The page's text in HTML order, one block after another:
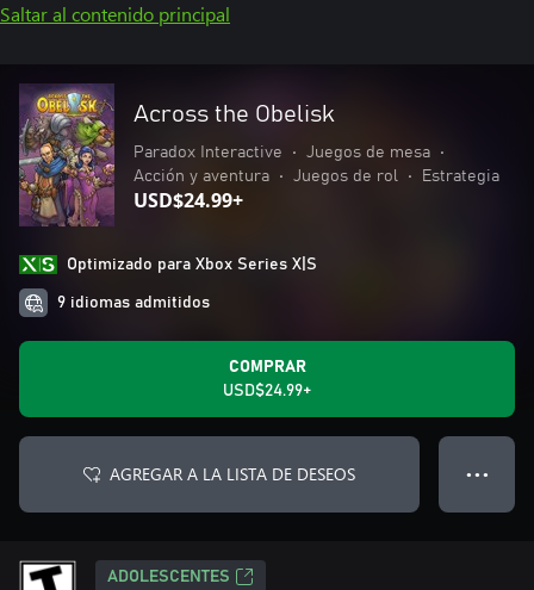
Saltar al contenido principal
Across the Obelisk
Paradox Interactive • Juegos de mesa
•
Acción y aventura
• Juegos de rol • Estrategia
USD$24.99+
Optimizado para Xbox Series X|S
9 idiomas admitidos
COMPRAR
USD$24.99+
AGREGAR A LA LISTA DE DESEOS ● ● ●
ADOLESCENTES